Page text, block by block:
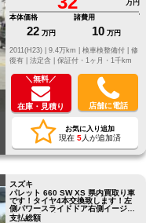
万円
本体価格
22 万円
諸費用
10 万円
修
復有 | 法定含 | 保証付・1ヶ月・1千km
＼無料／
在庫・見積り 店舗に電話
お気に入り追加
現在 5人が追加済
スズキ
パレット 660 SW XS 県内買取り車
です！タイヤ4本交換致します！左
側パワースライドドア右側イージー
クローザー付きです
支払総額